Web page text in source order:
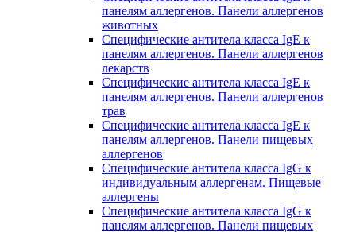
панелям аллергенов. Панели аллергенов
животных
Специфические антитела класса IgE к
панелям аллергенов. Панели аллергенов
лекарств
Специфические антитела класса IgE к
панелям аллергенов. Панели аллергенов
трав
Специфические антитела класса IgE к
панелям аллергенов. Панели пищевых
аллергенов
Специфические антитела класса IgG к
индивидуальным аллергенам. Пищевые
аллергены
Специфические антитела класса IgG к
панелям аллергенов. Панели пищевых